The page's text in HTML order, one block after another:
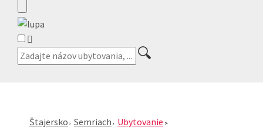
Štajersko Semriach Ubytovanie